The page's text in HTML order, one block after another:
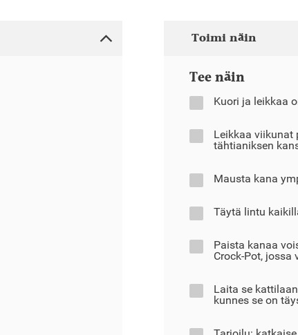
Toimi näin
Tee näin
Kuori ja leikkaa
Leikkaa viikunat
tähtianiksen
Mausta kana
Täytä lintu
Paista kanaa
Crock-Pot, jossa
Laita se
kunnes se on